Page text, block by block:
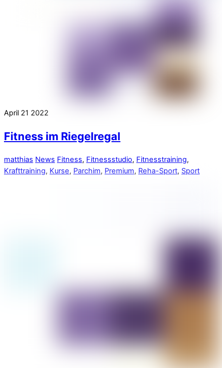
April 21 2022
Fitness im Riegelregal
matthias News Fitness, Fitnessstudio, Fitnesstraining,
Krafttraining, Kurse, Parchim, Premium, Reha-Sport, Sport